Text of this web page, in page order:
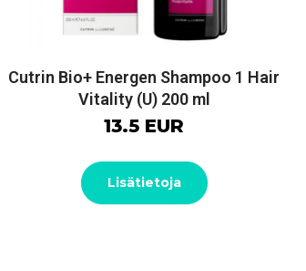
Cutrin Bio+ Energen Shampoo 1 Hair
Vitality (U) 200 ml
13.5 EUR
Lisätietoja